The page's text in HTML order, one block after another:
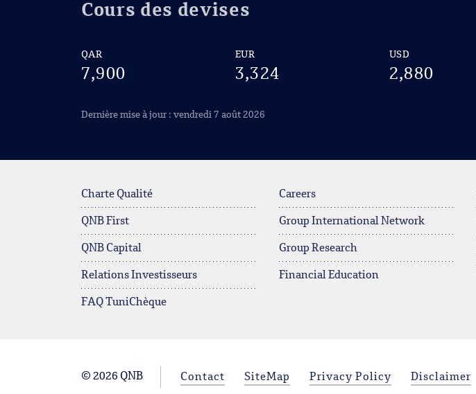
Cours des devises
QAR
7,900
EUR
3,324
USD
2,880
Dernière mise à jour : vendredi 7 août 2026
Charte Qualité
QNB First
QNB Capital
Relations Investisseurs
FAQ TuniChèque
Careers
Group International Network
Group Research
Financial Education
© 2026 QNB Contact SiteMap Privacy Policy Disclaimer